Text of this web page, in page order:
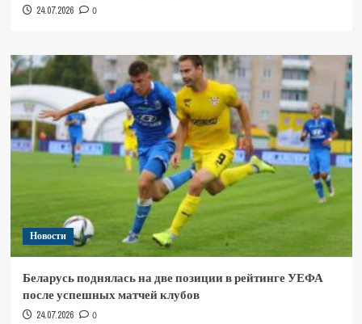
24.07.2026 0
Новости
Беларусь поднялась на две позиции в рейтинге УЕФА
после успешных матчей клубов
24.07.2026 0